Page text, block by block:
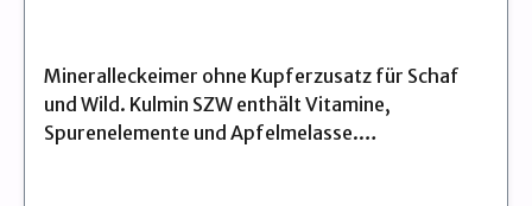
Mineralleckeimer ohne Kupferzusatz für Schaf
und Wild. Kulmin SZW enthält Vitamine,
Spurenelemente und Apfelmelasse.